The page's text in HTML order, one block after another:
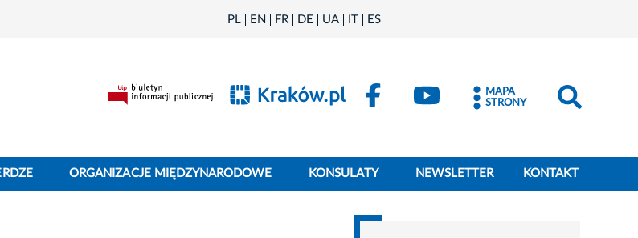
PL EN FR DE UA IT ES
MAPA
STRONY
ORGANIZACJE MIĘDZYNARODOWE KONSULATY NEWSLETTER KONTAKT